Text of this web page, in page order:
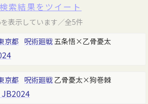
検索結果をツイート
表示しています／全5件
京都 呪術廻戦五条悟×乙骨憂太
京都 呪術廻戦 乙骨憂太×狗巻棘